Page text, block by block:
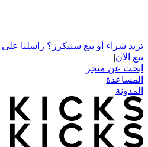
تريد شراء أو بيع سنيكرز؟ راسلنا
بيع الآن|
ابحث عن متجر |
المساعدة|
المدونة